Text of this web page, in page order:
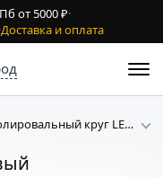
от 5000 ₽·
·Доставка и оплата
Средний тонкий оранжевый полировальный круг LERATON